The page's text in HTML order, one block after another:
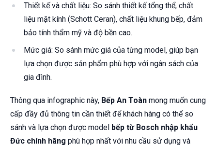
Thiết kế và chất liệu: So sánh thiết kế tổng thể, chất
liệu mặt kính (Schott Ceran), chất liệu khung bếp, đảm
bảo tính thẩm mỹ và độ bền cao.
Mức giá: So sánh mức giá của từng model, giúp bạn
lựa chọn được sản phẩm phù hợp với ngân sách của
gia đình.
Thông qua infographic này, Bếp An Toàn mong muốn cung
cấp đầy đủ thông tin cần thiết để khách hàng có thể so
sánh và lựa chọn được model bếp từ Bosch nhập khẩu
Đức chính hãng phù hợp nhất với nhu cầu sử dụng và